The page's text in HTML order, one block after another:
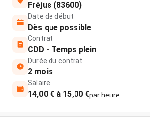
Fréjus (83600)
Date de début
Dès que possible
Contrat
CDD - Temps plein
Durée du contrat
2 mois
Salaire
14,00 € à 15,00 €par heure